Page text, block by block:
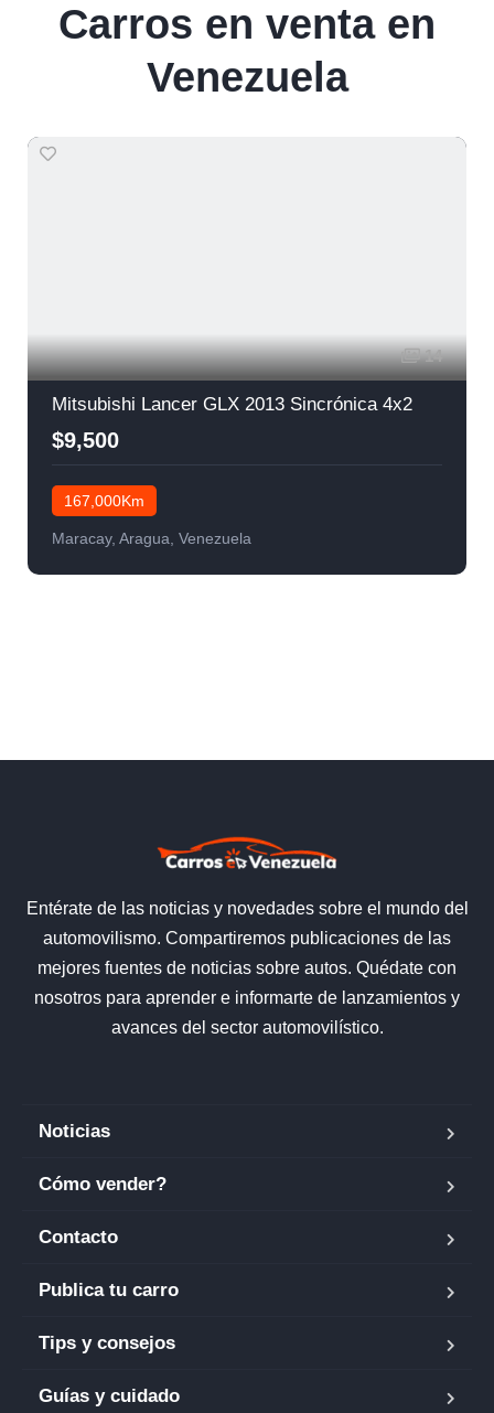
Carros en venta en
Venezuela
14
Mitsubishi Lancer GLX 2013 Sincrónica 4x2
$9,500
167,000Km
Maracay, Aragua, Venezuela
Entérate de las noticias y novedades sobre el mundo del
automovilismo. Compartiremos publicaciones de las
mejores fuentes de noticias sobre autos. Quédate con
nosotros para aprender e informarte de lanzamientos y
avances del sector automovilístico.
Noticias
Cómo vender?
Contacto
Publica tu carro
Tips y consejos
Guías y cuidado